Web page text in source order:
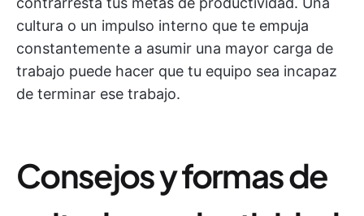
cultura o un impulso interno que te empuja
constantemente a asumir una mayor carga de
trabajo puede hacer que tu equipo sea incapaz
de terminar ese trabajo.
Consejos y formas de